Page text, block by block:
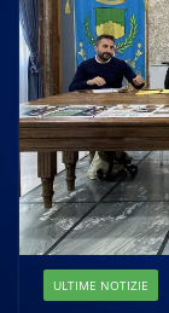
ULTIME NOTIZIE